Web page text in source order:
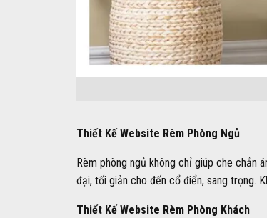
Thiết Kế Website Rèm Phòng Ngủ
Rèm phòng ngủ không chỉ giúp che chắn
đại, tối giản cho đến cổ điển, sang trọng.
Thiết Kế Website Rèm Phòng Khách